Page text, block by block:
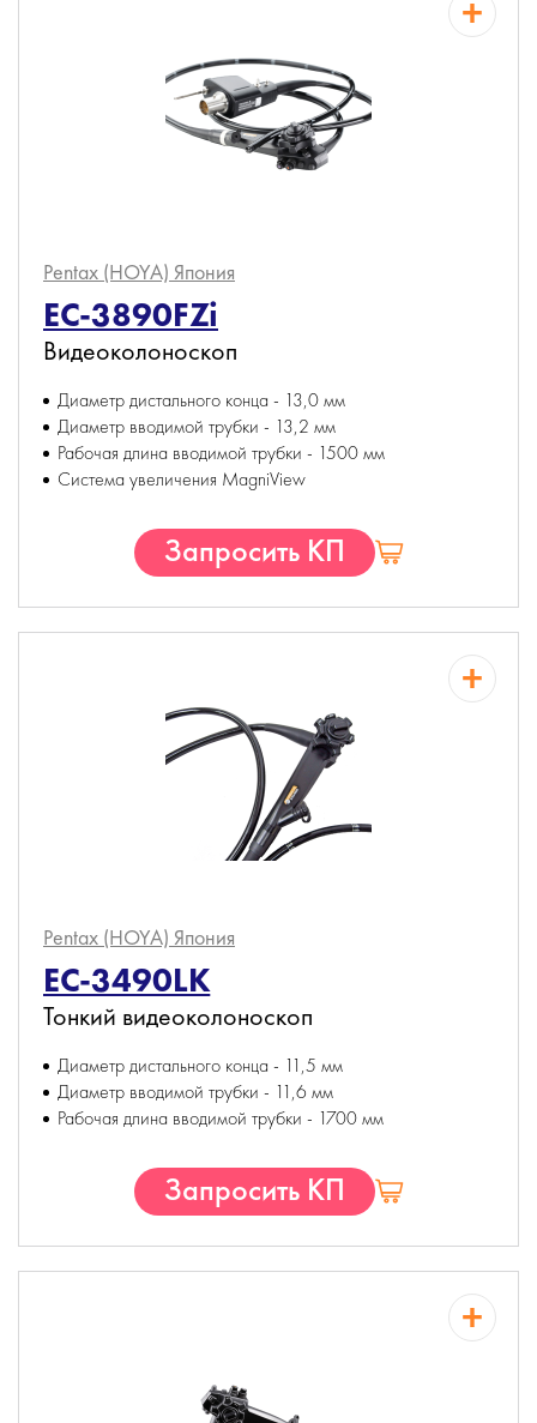
Pentax (HOYA) Япония
EC-3890FZi
Видеоколоноскоп
Диаметр дистального конца - 13,0 мм
Диаметр вводимой трубки - 13,2 мм
Рабочая длина вводимой трубки - 1500 мм
Система увеличения MagniView
Запросить КП
Pentax (HOYA) Япония
EC-3490LK
Тонкий видеоколоноскоп
Диаметр дистального конца - 11,5 мм
Диаметр вводимой трубки - 11,6 мм
Рабочая длина вводимой трубки - 1700 мм
Запросить КП